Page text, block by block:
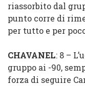
riassorbito dal
punto corre di
per tutto e per
CHAVANEL: 8 –
gruppo ai -90,
forza di seguire